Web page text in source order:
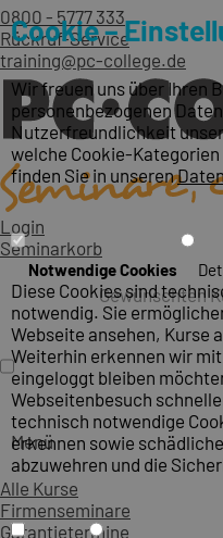
0800 - 5777 333
Rückruf-Service
training@pc-college.de
Login
Seminarkorb
Menü
Alle Kurse
Firmenseminare
Garantietermine
Cookie –
Wir freuen uns über Ihren
personenbezogenen
Nutzerfreundlichkeit
welche Cookie-
finden Sie in unseren
Notwendige Cookies
Diese Cookies sind
notwendig. Sie
Webseite ansehen, Kurse
Weiterhin erkennen wir
eingeloggt bleiben
Webseitenbesuch
technisch notwendige
erkennen sowie
abzuwehren und die